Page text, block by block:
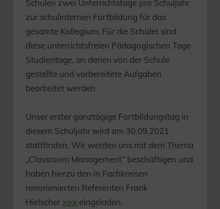
Schulen zwei Unterrichtstage pro Schuljahr
zur schulinternen Fortbildung für das
gesamte Kollegium. Für die Schüler sind
diese unterrichtsfreien Pädagogischen Tage
Studientage, an denen von der Schule
gestellte und vorbereitete Aufgaben
bearbeitet werden.
Unser erster ganztägige Fortbildungstag in
diesem Schuljahr wird am 30.09.2021
stattfinden. Wir werden uns mit dem Thema
„Classroom Management“ beschäftigen und
haben hierzu den in Fachkreisen
renommierten Referenten Frank
Hielscher >>> eingeladen.